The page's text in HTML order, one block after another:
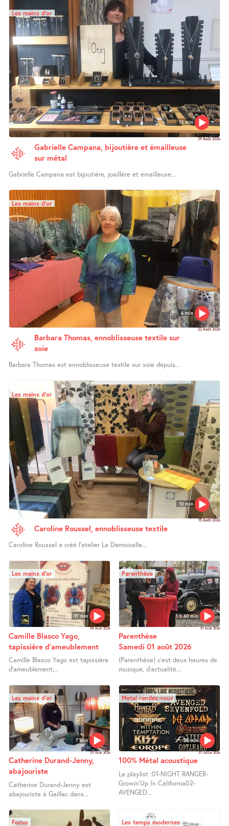
13 min
Les mains d’or
29 Août 2026
Gabrielle Campana, bijoutière et émailleuse
sur métal
Gabrielle Campana est bijoutière, joaillère et émailleuse...
6 min
Les mains d’or
22 Août 2026
Barbara Thomas, ennoblisseuse textile sur
soie
Barbara Thomas est ennoblisseuse textile sur soie depuis...
10 min
Les mains d’or
15 Août 2026
Caroline Roussel, ennoblisseuse textile
Caroline Roussel a créé l’atelier La Demoiselle...
11 min
Les mains d’or
08 Août 2026
Camille Blasco Yago,
tapissière d’ameublement
Camille Blasco Yago est tapissière
d’ameublement,...
1 h 60 min
Parenthèse
01 Août 2026
Parenthèse
Samedi 01 août 2026
(Parenthèse) c’est deux heures de
musique, d’actualité...
7 min
Les mains d’or
01 Août 2026
Catherine Durand-Jenny,
abajouriste
Catherine Durand-Jenny est
abajouriste à Gaillac dans...
58 min
Metal rendez-vous
31 Juillet 2026
100% Métal acoustique
La playlist :01-NIGHT RANGER-
Growin’Up In California02-
AVENGED...
Focus Les temps modernes